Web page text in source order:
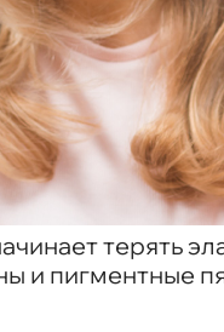
терять
и пигментные